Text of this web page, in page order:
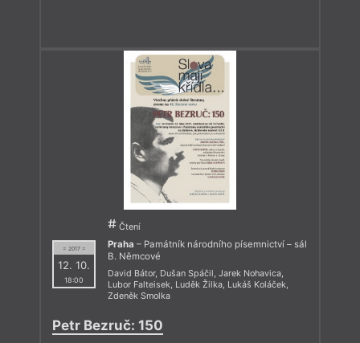
= 2017 =
12. 10.
18:00
Čtení
Praha – Památník národního písemnictví – sál
B. Němcové
David Bátor, Dušan Spáčil, Jarek Nohavica,
Lubor Falteisek, Luděk Žilka, Lukáš Koláček,
Zdeněk Smolka
Petr Bezruč: 150